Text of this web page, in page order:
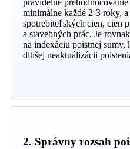
pravidelné
minimálne každé 2-3 roky,
spotrebiteľských cien, cien
a stavebných prác. Je
na indexáciu poistnej
dlhšej neaktuálizácii
2. Správny rozsah